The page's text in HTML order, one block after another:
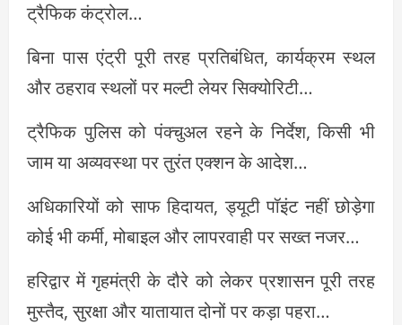
ट्रैफिक कंट्रोल…
बिना पास एंट्री पूरी तरह प्रतिबंधित, कार्यक्रम स्थल
और ठहराव स्थलों पर मल्टी लेयर सिक्योरिटी…
ट्रैफिक पुलिस को पंक्चुअल रहने के निर्देश, किसी भी
जाम या अव्यवस्था पर तुरंत एक्शन के आदेश…
अधिकारियों को साफ हिदायत, ड्यूटी पॉइंट नहीं छोड़ेगा
कोई भी कर्मी, मोबाइल और लापरवाही पर सख्त नजर…
हरिद्वार में गृहमंत्री के दौरे को लेकर प्रशासन पूरी तरह
मुस्तैद, सुरक्षा और यातायात दोनों पर कड़ा पहरा…